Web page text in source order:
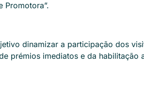
Promotora”.
dinamizar a participação dos
prémios imediatos e da